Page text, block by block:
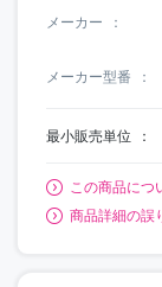
メーカー
メーカー型番
最小販売単位
この商品につ
商品詳細の誤